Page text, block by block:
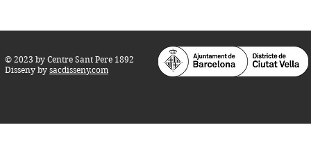
© 2023 by Centre Sant Pere 1892
Disseny by sacdisseny.com